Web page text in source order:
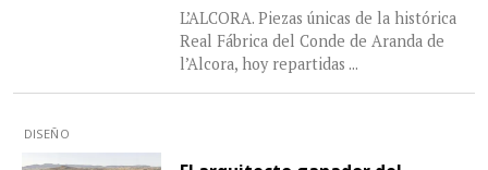
L’ALCORA. Piezas únicas de la histórica
Real Fábrica del Conde de Aranda de
l’Alcora, hoy repartidas ...
DISEÑO